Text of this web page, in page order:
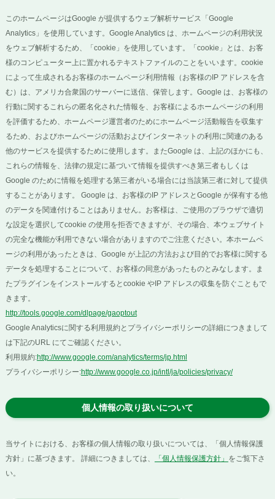
このホームページはGoogle が提供するウェブ解析サービス「Google
Analytics」を使用しています。Google Analytics は、ホームページの利用状況
をウェブ解析するため、「cookie」を使用しています。「cookie」とは、お客
様のコンピューター上に置かれるテキストファイルのことをいいます。cookie
によって生成されるお客様のホームページ利用情報（お客様のIP アドレスを含
む）は、アメリカ合衆国のサーバーに送信、保管します。Google は、お客様の
行動に関するこれらの匿名化された情報を、お客様によるホームページの利用
を評価するため、ホームページ運営者のためにホームページ活動報告を収集す
るため、およびホームページの活動およびインターネットの利用に関連のある
他のサービスを提供するために使用します。またGoogle は、上記のほかにも、
これらの情報を、法律の規定に基づいて情報を提供すべき第三者もしくは
Google のために情報を処理する第三者がいる場合には当該第三者に対して提供
することがあります。 Google は、お客様のIP アドレスとGoogle が保有する他
のデータを関連付けることはありません。お客様は、ご使用のブラウザで適切
な設定を選択してcookie の使用を拒否できますが、その場合、本ウェブサイト
の完全な機能が利用できない場合がありますのでご注意ください。本ホームペ
ージの利用があったときは、Google が上記の方法および目的でお客様に関する
データを処理することについて、お客様の同意があったものとみなします。ま
たプラグインをインストールするとcookie やIP アドレスの収集を防ぐこともで
きます。
http://tools.google.com/dlpage/gaoptout
Google Analyticsに関する利用規約とプライバシーポリシーの詳細につきまして
は下記のURL にてご確認ください。
利用規約:http://www.google.com/analytics/terms/jp.html
プライバシーポリシー:http://www.google.co.jp/intl/ja/policies/privacy/
個人情報の取り扱いについて
当サイトにおける、お客様の個人情報の取り扱いについては、「個人情報保護
方針」に基づきます。 詳細につきましては、
「個人情報保護方針」 をご覧下さ
い。